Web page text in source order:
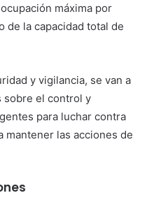
máxima por
de la capacidad total de
y vigilancia, se van a
sobre el control y
para luchar contra
mantener las acciones de